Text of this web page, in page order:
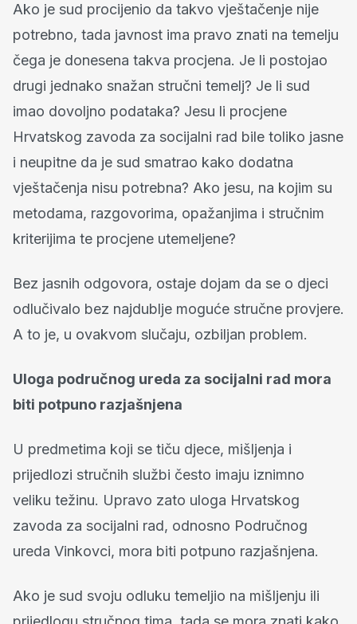
Ako je sud procijenio da takvo vještačenje nije
potrebno, tada javnost ima pravo znati na temelju
čega je donesena takva procjena. Je li postojao
drugi jednako snažan stručni temelj? Je li sud
imao dovoljno podataka? Jesu li procjene
Hrvatskog zavoda za socijalni rad bile toliko jasne
i neupitne da je sud smatrao kako dodatna
vještačenja nisu potrebna? Ako jesu, na kojim su
metodama, razgovorima, opažanjima i stručnim
kriterijima te procjene utemeljene?
Bez jasnih odgovora, ostaje dojam da se o djeci
odlučivalo bez najdublje moguće stručne provjere.
A to je, u ovakvom slučaju, ozbiljan problem.
Uloga područnog ureda za socijalni rad mora
biti potpuno razjašnjena
U predmetima koji se tiču djece, mišljenja i
prijedlozi stručnih službi često imaju iznimno
veliku težinu. Upravo zato uloga Hrvatskog
zavoda za socijalni rad, odnosno Područnog
ureda Vinkovci, mora biti potpuno razjašnjena.
Ako je sud svoju odluku temeljio na mišljenju ili